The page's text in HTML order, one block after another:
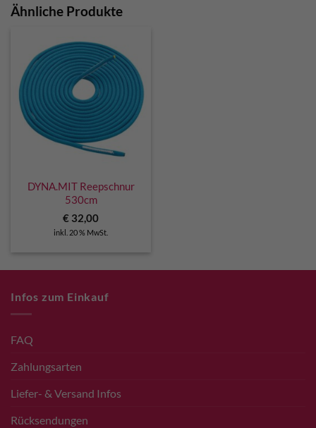
Ähnliche Produkte
DYNA.MIT Reepschnur
530cm
€ 32,00
inkl. 20 % MwSt.
Infos zum Einkauf
FAQ
Zahlungsarten
Liefer- & Versand Infos
Rücksendungen